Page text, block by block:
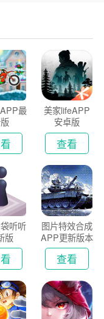
最
美家lifeAPP
安卓版
查看
听听
版
图片特效合成
APP更新版本
2026
查看